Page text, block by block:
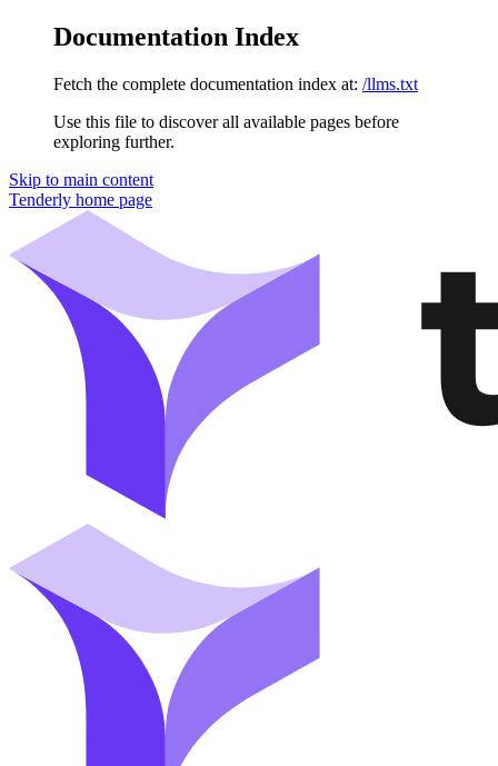
Documentation Index
Fetch the complete documentation index at: /llms.txt
Use this file to discover all available pages before
exploring further.
Skip to main content
Tenderly home page